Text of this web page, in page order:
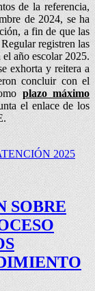
de la referencia,
de 2024, se ha
a fin de que las
registren las
año escolar 2025.
exhorta y reitera a
concluir con el
plazo máximo
el enlace de los
2025
SOBRE